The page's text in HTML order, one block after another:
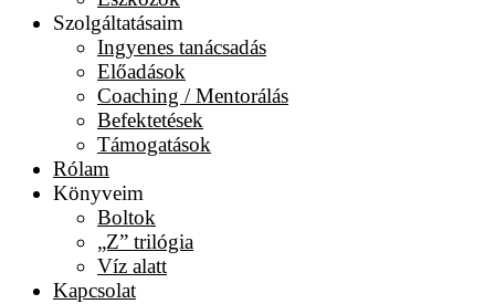
Szolgáltatásaim
Ingyenes tanácsadás
Előadások
Coaching / Mentorálás
Befektetések
Támogatások
Rólam
Könyveim
Boltok
„Z” trilógia
Víz alatt
Kapcsolat